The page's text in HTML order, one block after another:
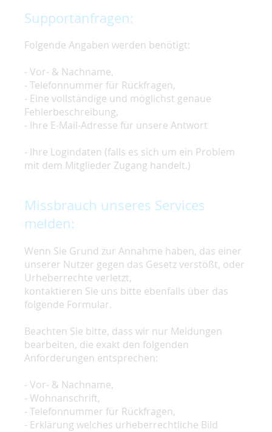
Supportanfragen:
Folgende Angaben werden benötigt:
- Vor- & Nachname,
- Telefonnummer für Rückfragen,
- Eine vollständige und möglichst genaue
Fehlerbeschreibung,
- Ihre E-Mail-Adresse für unsere Antwort
- Ihre Logindaten (falls es sich um ein Problem
mit dem Mitglieder Zugang handelt.)
Missbrauch unseres Services
melden:
Wenn Sie Grund zur Annahme haben, das einer
unserer Nutzer gegen das Gesetz verstößt, oder
Urheberrechte verletzt,
kontaktieren Sie uns bitte ebenfalls über das
folgende Formular.
Beachten Sie bitte, dass wir nur Meldungen
bearbeiten, die exakt den folgenden
Anforderungen entsprechen:
- Vor- & Nachname,
- Wohnanschrift,
- Telefonnummer für Rückfragen,
- Erklärung welches urheberrechtliche Bild